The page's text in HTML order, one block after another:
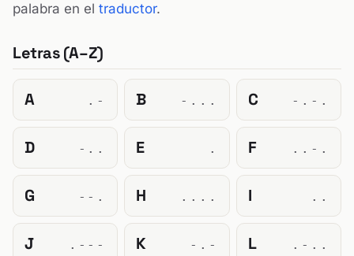
palabra en el traductor.
Letras (A–Z)
A .- B -... C -.-.
D -.. E . F ..-.
G --. H .... I ..
J .--- K -.- L .-..